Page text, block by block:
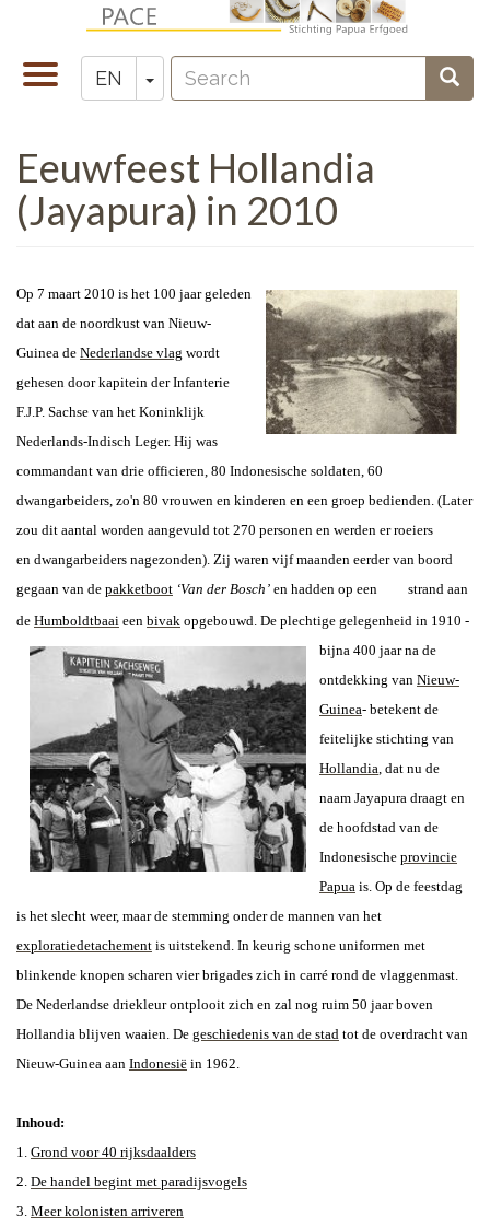
mainToggle
navigation
EN Toggle Dropdown
Zoeken
Search
Eeuwfeest Hollandia
(Jayapura) in 2010
Op 7 maart 2010 is het 100 jaar geleden
dat aan de noordkust van Nieuw-
Guinea de Nederlandse vlag wordt
gehesen door kapitein der Infanterie
F.J.P. Sachse van het Koninklijk
Nederlands-Indisch Leger. Hij was
commandant van drie officieren, 80 Indonesische soldaten, 60
dwangarbeiders, zo'n 80 vrouwen en kinderen en een groep bedienden. (Later
zou dit aantal worden aangevuld tot 270 personen en werden er roeiers
en dwangarbeiders nagezonden). Zij waren vijf maanden eerder van boord
gegaan van de pakketboot ‘Van der Bosch’ en hadden op een
strand aan
de Humboldtbaai een bivak opgebouwd. De plechtige gelegenheid in 1910 -
bijna 400 jaar na de
ontdekking van Nieuw-
Guinea- betekent de
feitelijke stichting van
Hollandia, dat nu de
naam Jayapura draagt en
de hoofdstad van de
Indonesische provincie
Papua is. Op de feestdag
is het slecht weer, maar de stemming onder de mannen van het
exploratiedetachement is uitstekend. In keurig schone uniformen met
blinkende knopen scharen vier brigades zich in carré rond de vlaggenmast.
De Nederlandse driekleur ontplooit zich en zal nog ruim 50 jaar boven
Hollandia blijven waaien. De geschiedenis van de stad tot de overdracht van
Nieuw-Guinea aan Indonesië in 1962.
Inhoud:
1. Grond voor 40 rijksdaalders
2. De handel begint met paradijsvogels
3. Meer kolonisten arriveren